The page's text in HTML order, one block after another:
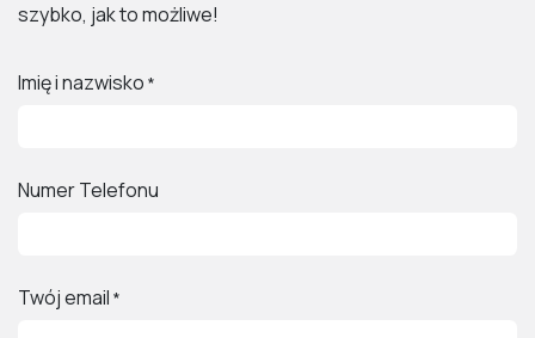
szybko, jak to możliwe!
Imię i nazwisko *
Numer Telefonu
Twój email *